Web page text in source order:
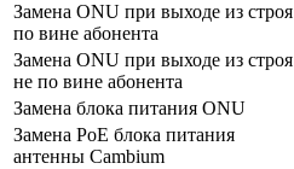
Замена ONU при выходе из строя
по вине абонента
Замена ONU при выходе из строя
не по вине абонента
Замена блока питания ONU
Замена PoE блока питания
антенны Cambium